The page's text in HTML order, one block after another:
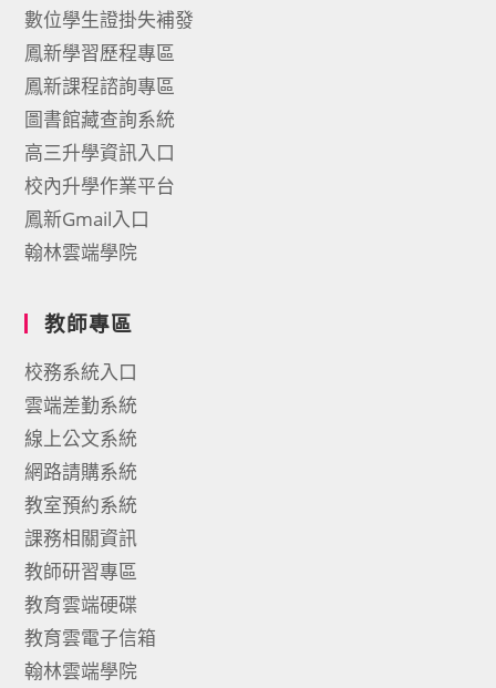
數位學生證掛失補發
鳳新學習歷程專區
鳳新課程諮詢專區
圖書館藏查詢系統
高三升學資訊入口
校內升學作業平台
鳳新Gmail入口
翰林雲端學院
教師專區
校務系統入口
雲端差勤系統
線上公文系統
網路請購系統
教室預約系統
課務相關資訊
教師研習專區
教育雲端硬碟
教育雲電子信箱
翰林雲端學院